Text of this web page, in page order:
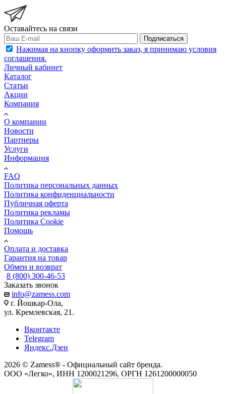
Оставайтесь на связи
Подписаться
Нажимая на кнопку оформить заказ, я принимаю условия
соглашения.
Личный кабинет
Каталог
Статьи
Акции
Компания
О компании
Новости
Партнеры
Услуги
Информация
FAQ
Политика персональных данных
Политика конфиденциальности
Публичная оферта
Политика рекламы
Политика Cookie
Помощь
Оплата и доставка
Гарантия на товар
Обмен и возврат
8 (800) 300-46-53
Заказать звонок
info@zamess.com
г. Йошкар-Ола,
ул. Кремлевская, 21.
Вконтакте
Telegram
Яндекс.Дзен
2026 © Zamess® - Официальный сайт бренда.
ООО «Легко», ИНН 1200021296, ОРГН 1261200000050